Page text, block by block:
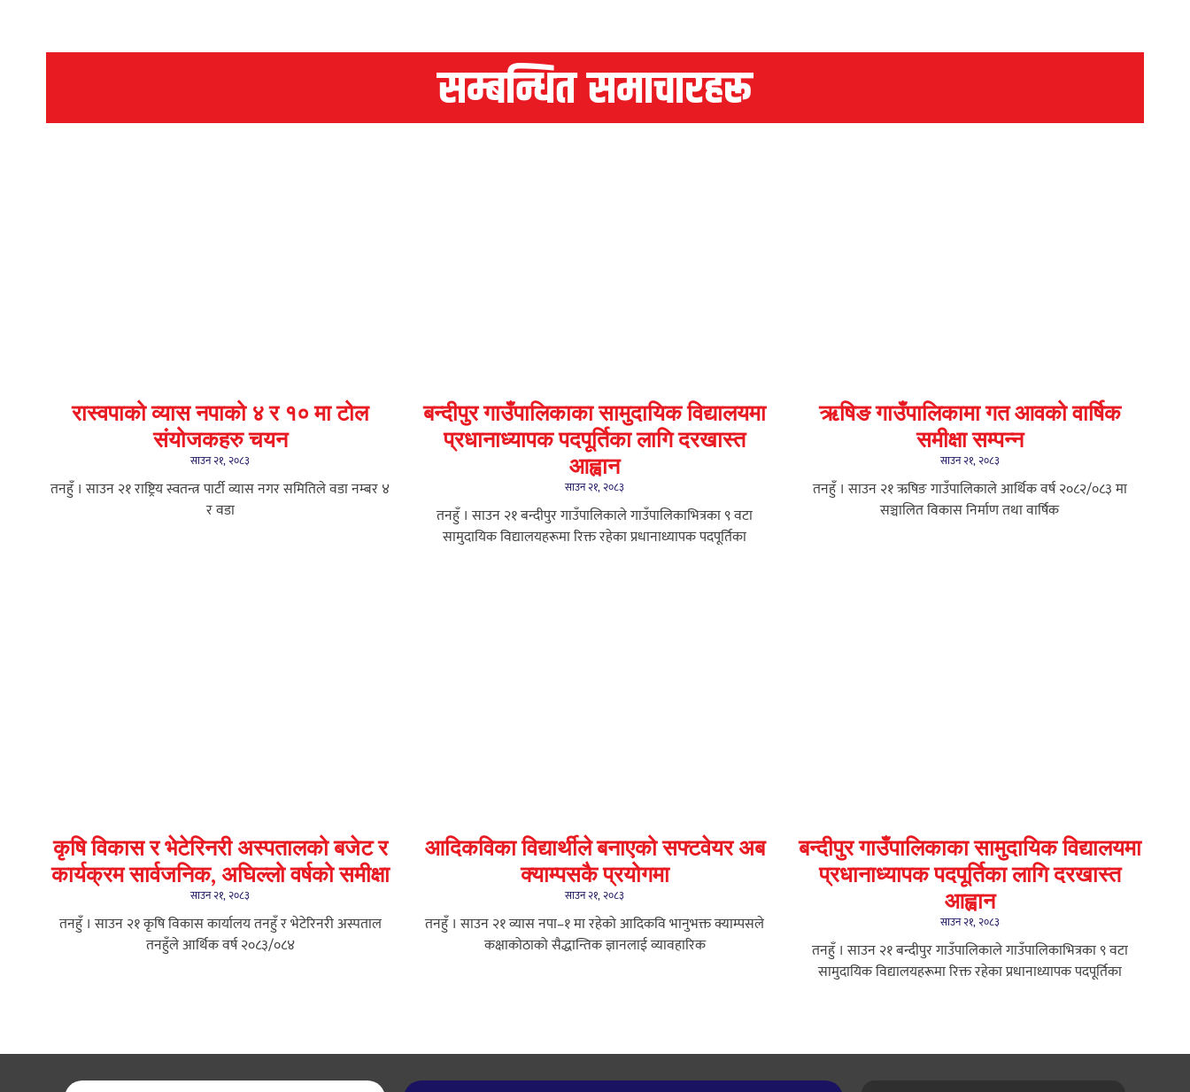
सम्बन्धित समाचारहरू
रास्वपाको व्यास नपाको ४ र १० मा टोल
संयोजकहरु चयन
साउन २१, २०८३
तनहुँ । साउन २१ राष्ट्रिय स्वतन्त्र पार्टी व्यास नगर समितिले वडा नम्बर ४
र वडा
बन्दीपुर गाउँपालिकाका सामुदायिक विद्यालयमा
प्रधानाध्यापक पदपूर्तिका लागि दरखास्त
आह्वान
साउन २१, २०८३
तनहुँ । साउन २१ बन्दीपुर गाउँपालिकाले गाउँपालिकाभित्रका ९ वटा
सामुदायिक विद्यालयहरूमा रिक्त रहेका प्रधानाध्यापक पदपूर्तिका
ऋषिङ गाउँपालिकामा गत आवको वार्षिक
समीक्षा सम्पन्न
साउन २१, २०८३
तनहुँ । साउन २१ ऋषिङ गाउँपालिकाले आर्थिक वर्ष २०८२/०८३ मा
सञ्चालित विकास निर्माण तथा वार्षिक
कृषि विकास र भेटेरिनरी अस्पतालको बजेट र
कार्यक्रम सार्वजनिक, अघिल्लो वर्षको समीक्षा
साउन २१, २०८३
तनहुँ । साउन २१ कृषि विकास कार्यालय तनहुँ र भेटेरिनरी अस्पताल
तनहुँले आर्थिक वर्ष २०८३/०८४
आदिकविका विद्यार्थीले बनाएको सफ्टवेयर अब
क्याम्पसकै प्रयोगमा
साउन २१, २०८३
तनहुँ । साउन २१ व्यास नपा–१ मा रहेको आदिकवि भानुभक्त क्याम्पसले
कक्षाकोठाको सैद्धान्तिक ज्ञानलाई व्यावहारिक
बन्दीपुर गाउँपालिकाका सामुदायिक विद्यालयमा
प्रधानाध्यापक पदपूर्तिका लागि दरखास्त
आह्वान
साउन २१, २०८३
तनहुँ । साउन २१ बन्दीपुर गाउँपालिकाले गाउँपालिकाभित्रका ९ वटा
सामुदायिक विद्यालयहरूमा रिक्त रहेका प्रधानाध्यापक पदपूर्तिका